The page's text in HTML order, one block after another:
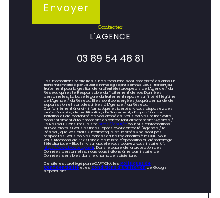
Envoyer
contacter
L'AGENCE
03 89 54 48 81
Les informations recueillies sur ce formulaire sont enregistrées dans un
fichier informatisé par La Boite Immo agissant comme Sous-traitant du
traitement pour la gestion de la clientèle/prospects de l'Agence / du
Réseau qui reste Responsable du Traitement de vos Données
personnelles. La base légale du traitement repose sur l'intérêt légitime
de l'Agence / du Réseau. Elles sont conservées jusqu'à demande de
suppression et sont destinées à l'Agence / au Réseau.
Conformément à la loi « informatique et libertés », vous disposez des
droits d’accès, de rectification, d’effacement, d’opposition, de
limitation et de portabilité de vos données. Vous pouvez retirer votre
consentement à tout moment en contactant directement l’Agence /
Le Réseau. Consultez le sitehttps://cnil.fr/frpour plus d’informations
sur vos droits. Si vous estimez, après avoir contacté l'Agence / le
Réseau, que vos droits « Informatique et Libertés » ne sont pas
respectés, vous pouvez adresser une réclamation à la CNIL. Nous
vous informons de l’existence de la liste d'opposition au démarchage
téléphonique « Bloctel », sur laquelle vous pouvez vous inscrire ici :
https://www.bloctel.gouv.fr. Dans le cadre de la protection des
Données personnelles, nous vous invitons à ne pas inscrire de
Données sensibles dans le champ de saisie libre.
Ce site est protégé par reCAPTCHA, lesPolitiques de
Confidentialitéet esConditions d'utilisationde Google
s'appliquent.